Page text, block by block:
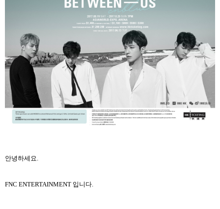
안녕하세요
FNC ENTERTAINMENT 입니다.